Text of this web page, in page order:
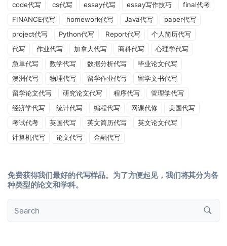
code代写
cs代写 essay代写 essay写作技巧
final代考
FINANCE代写
homework代写 Java代写
paper代写
project代写
Python代写 Report代写
个人简历代写
代写
作业代写 加拿大代写 商科代写
心理学代写
急单代写
数学代写 数据分析代写
毕业论文代写
澳洲代写
物理代写 留学作业代写
留学文书代写
留学论文代写
研究论文代写 程序代写
管理学代写
经济学代写
统计代写 编程代写 网课代修
美国代写
考试代考
英国代写 英文简历代写
英文论文代写
计算机代写
论文代写 金融代写
免费获得我们最好的代写样品。为了方便起见，我们将其分为各
种类型的论文和学科。